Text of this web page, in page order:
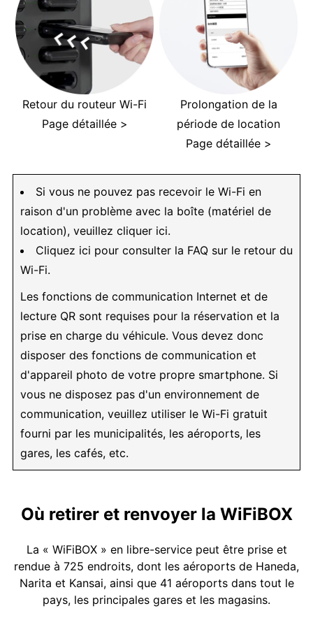
Retour du routeur Wi-Fi
Page détaillée >
Prolongation de la
période de location
Page détaillée >
Si vous ne pouvez pas recevoir le Wi-Fi en
raison d'un problème avec la boîte (matériel de
location), veuillez cliquer ici.
Cliquez ici pour consulter la FAQ sur le retour du
Wi-Fi.
Les fonctions de communication Internet et de
lecture QR sont requises pour la réservation et la
prise en charge du véhicule. Vous devez donc
disposer des fonctions de communication et
d'appareil photo de votre propre smartphone. Si
vous ne disposez pas d'un environnement de
communication, veuillez utiliser le Wi-Fi gratuit
fourni par les municipalités, les aéroports, les
gares, les cafés, etc.
Où retirer et renvoyer la WiFiBOX
La « WiFiBOX » en libre-service peut être prise et
rendue à 725 endroits, dont les aéroports de Haneda,
Narita et Kansai, ainsi que 41 aéroports dans tout le
pays, les principales gares et les magasins.